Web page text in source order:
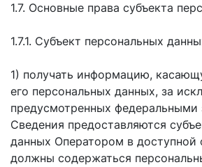
1.7. Основные права субъекта
1.7.1. Субъект персональных
1) получать информацию,
его персональных данных, за
предусмотренных федеральными
Сведения предоставляются
данных Оператором в доступной
должны содержаться